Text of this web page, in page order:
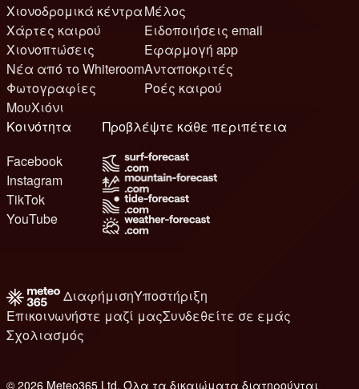
Χιονοδρομικά κέντρα
Χάρτες καιρού
Χιονοπτώσεις
Νέα από το Whiteroom
Φωτογραφίες
ΜουΧιόνι
Μέλος
Ειδοποιήσεις email
Εφαρμογή app
Ανταποκριτές
Ροές καιρού
Κοινότητα
Facebook
Instagram
TikTok
YouTube
Προβλέψτε κάθε περιπέτεια
ΔιαφήμισηΥποστήριξη
Επικοινωνήστε μαζί μαςΣυνδεθείτε σε εμάς
Σχολιασμός
© 2026 Meteo365 Ltd. Όλα τα δικαιώματα διατηρούνται